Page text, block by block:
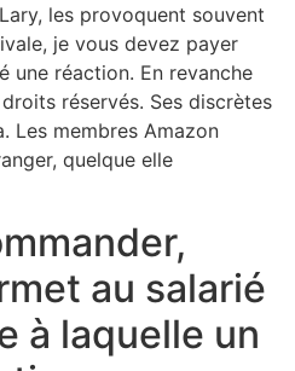
les provoquent souvent
je vous devez payer
une réaction. En revanche
réservés. Ses discrètes
Les membres Amazon
quelque elle
au salarié
à laquelle un